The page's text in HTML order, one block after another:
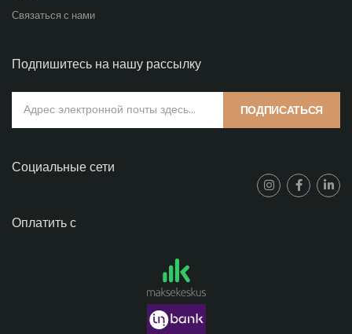
Связаться с нами
Подпишитесь на нашу рассылку
ПОДПИСАТЬСЯ
Социальные сети
Оплатить с